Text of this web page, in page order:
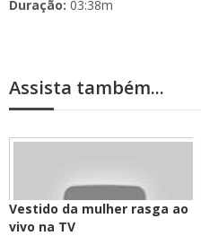
Duração: 03:38m
Assista também...
Vestido da mulher rasga ao
vivo na TV